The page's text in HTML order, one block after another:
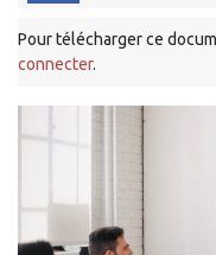
Pour télécharger ce
connecter.